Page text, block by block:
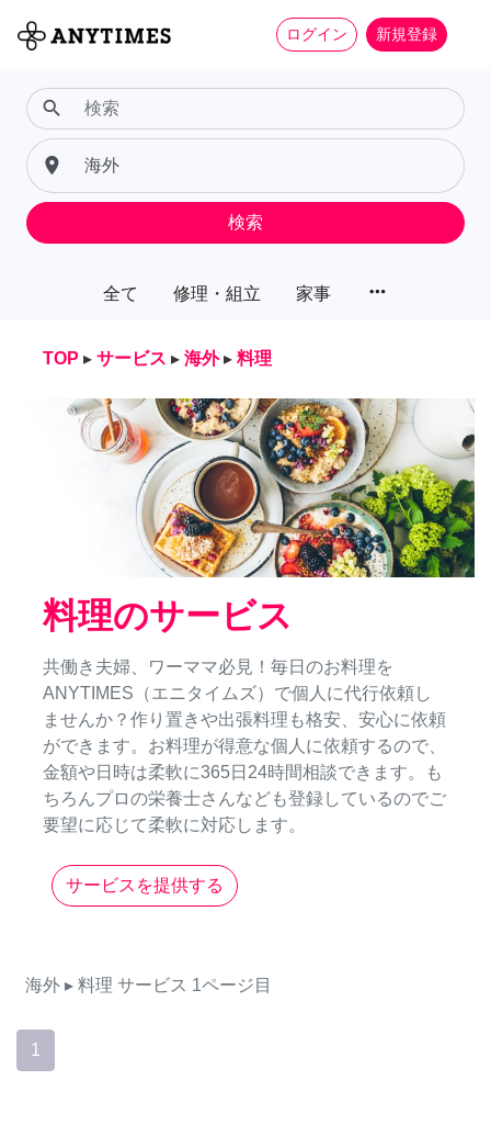
ログイン 新規登録
全て 修理・組立 家事 more_horiz
search
place
検索
TOP ▸ サービス ▸ 海外 ▸ 料理
料理のサービス
共働き夫婦、ワーママ必見！毎日のお料理を
ANYTIMES（エニタイムズ）で個人に代行依頼し
ませんか？作り置きや出張料理も格安、安心に依頼
ができます。お料理が得意な個人に依頼するので、
金額や日時は柔軟に365日24時間相談できます。も
ちろんプロの栄養士さんなども登録しているのでご
要望に応じて柔軟に対応します。
サービスを提供する
海外 ▸ 料理 サービス 1ページ目
1